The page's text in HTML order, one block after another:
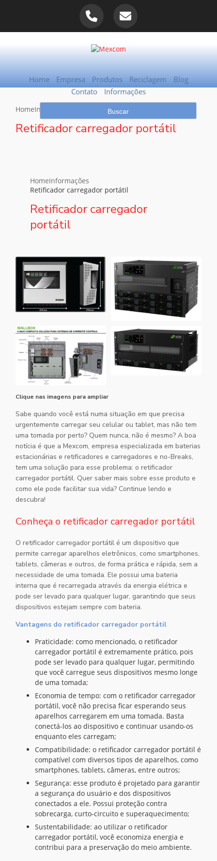
Home Empresa Produtos Reciclagem
Blog
Contato
Informações
HomeInformações Retificador carregador portátil
Retificador carregador portátil
HomeInformações
Retificador carregador portátil
Retificador carregador
portátil
Clique nas imagens para ampliar
Sabe quando você está numa situação em que precisa
urgentemente carregar seu celular ou tablet, mas não tem
uma tomada por perto? Quem nunca, não é mesmo? A boa
notícia é que a Mexcom, empresa especializada em baterias
estacionárias e retificadores e carregadores e no-Breaks,
tem uma solução para esse problema: oretificador
carregador portátil. Quer saber mais sobre esse produto e
como ele pode facilitar sua vida? Continue lendo e
descubra!
Conheça o retificador carregador portátil
Oretificador carregador portátil é um dispositivo que
permite carregar aparelhos eletrônicos, como smartphones,
tablets, câmeras e outros, de forma prática e rápida, sem a
necessidade de uma tomada. Ele possui uma bateria
interna que é recarregada através da energia elétrica e
pode ser levado para qualquer lugar, garantindo que seus
dispositivos estejam sempre com bateria.
Vantagens do retificador carregador portátil
Praticidade: como mencionado, o retificador
carregador portátil é extremamente prático, pois
pode ser levado para qualquer lugar, permitindo
que você carregue seus dispositivos mesmo longe
de uma tomada;
Economia de tempo: com o retificador carregador
portátil, você não precisa ficar esperando seus
aparelhos carregarem em uma tomada. Basta
conectá-los ao dispositivo e continuar usando-os
enquanto eles carregam;
Compatibilidade: o retificador carregador portátil é
compatível com diversos tipos de aparelhos, como
smartphones, tablets, câmeras, entre outros;
Segurança: esse produto é projetado para garantir
a segurança do usuário e dos dispositivos
conectados a ele. Possui proteção contra
sobrecarga, curto-circuito e superaquecimento;
Sustentabilidade: ao utilizar o retificador
carregador portátil, você economiza energia e
contribui para a preservação do meio ambiente.